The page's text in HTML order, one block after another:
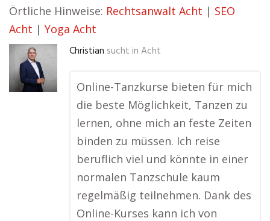
Örtliche Hinweise: Rechtsanwalt Acht | SEO
Acht | Yoga Acht
Christian sucht in Acht
Online-Tanzkurse bieten für mich
die beste Möglichkeit, Tanzen zu
lernen, ohne mich an feste Zeiten
binden zu müssen. Ich reise
beruflich viel und könnte in einer
normalen Tanzschule kaum
regelmäßig teilnehmen. Dank des
Online-Kurses kann ich von